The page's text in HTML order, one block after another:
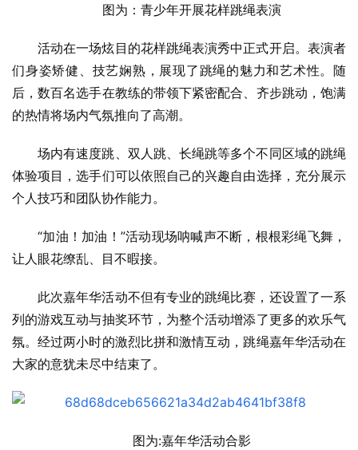
图为：青少年开展花样跳绳表演
活动在一场炫目的花样跳绳表演秀中正式开启。表演者
们身姿矫健、技艺娴熟，展现了跳绳的魅力和艺术性。随
后，数百名选手在教练的带领下紧密配合、齐步跳动，饱满
的热情将场内气氛推向了高潮。
场内有速度跳、双人跳、长绳跳等多个不同区域的跳绳
体验项目，选手们可以依照自己的兴趣自由选择，充分展示
个人技巧和团队协作能力。
“加油！加油！”活动现场呐喊声不断，根根彩绳飞舞，
让人眼花缭乱、目不暇接。
此次嘉年华活动不但有专业的跳绳比赛，还设置了一系
列的游戏互动与抽奖环节，为整个活动增添了更多的欢乐气
氛。经过两小时的激烈比拼和激情互动，跳绳嘉年华活动在
大家的意犹未尽中结束了。
图为:嘉年华活动合影